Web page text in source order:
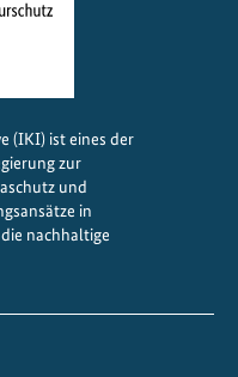
(IKI) ist eines der
zur
und
in
nachhaltige